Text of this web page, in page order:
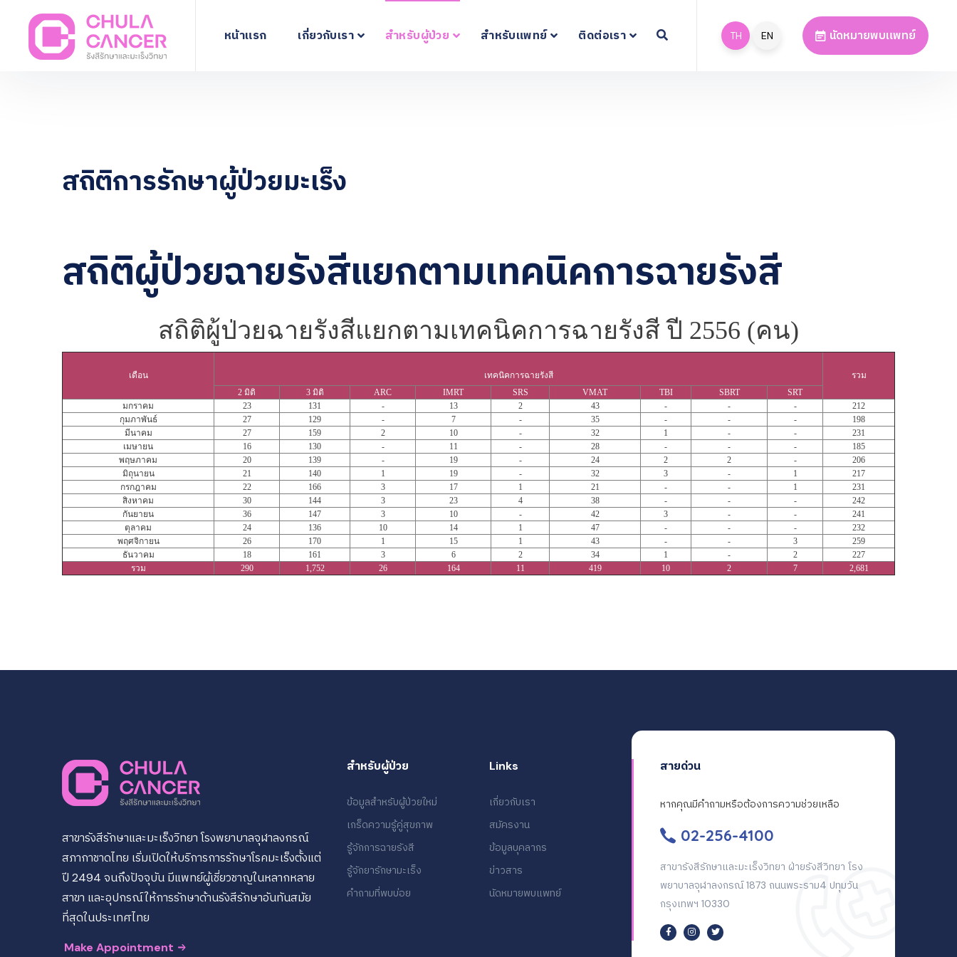
หน้าแรก เกี่ยวกับเรา สำหรับผู้ป่วย สำหรับแพทย์ ติดต่อเรา TH EN นัดหมายพบแพทย์
สถิติการรักษาผู้ป่วยมะเร็ง
สถิติผู้ป่วยฉายรังสีแยกตามเทคนิคการฉายรังสี
สถิติผู้ป่วยฉายรังสีแยกตามเทคนิคการฉายรังสี ปี 2556 (คน)
เดือน เทคนิคการฉายรังสี
รวม
2 มิติ
3 มิติ ARC IMRT SRS VMAT TBI SBRT
SRT
มกราคม
23 131 - 13 2 43 - - -
212
กุมภาพันธ์
27 129 - 7 - 35 - - -
198
มีนาคม
27 159 2 10 - 32 1 - -
231
เมษายน
16 130 - 11 - 28 - - -
185
พฤษภาคม
20 139 - 19 - 24 2 2 -
206
มิถุนายน
21 140 1 19 - 32 3 - 1
217
กรกฎาคม
22 166 3 17 1 21 - - 1
231
สิงหาคม
30 144 3 23 4 38 - - -
242
กันยายน
36 147 3 10 - 42 3 - -
241
ตุลาคม
24 136 10 14 1 47 - - -
232
พฤศจิกายน
26 170 1 15 1 43 - - 3
259
ธันวาคม
18 161 3 6 2 34 1 - 2
227
รวม
290 1,752 26 164 11 419 10 2 7 2,681
สาขารังสีรักษาและมะเร็งวิทยา โรงพยาบาลจุฬาลงกรณ์
สภากาชาดไทย เริ่มเปิดให้บริการการรักษาโรคมะเร็งตั้งแต่
ปี 2494 จนถึงปัจจุบัน มีแพทย์ผู้เชี่ยวชาญในหลากหลาย
สาขา และอุปกรณ์ให้การรักษาด้านรังสีรักษาอันทันสมัย
ที่สุดในประเทศไทย
Make Appointment
สำหรับผู้ป่วย
ข้อมูลสำหรับผู้ป่วยใหม่
เกร็ดความรู้คู่สุขภาพ
รู้จักการฉายรังสี
รู้จักยารักษามะเร็ง
คำถามที่พบบ่อย
Links
เกี่ยวกับเรา
สมัครงาน
ข้อมูลบุคลากร
ข่าวสาร
นัดหมายพบแพทย์
สายด่วน
หากคุณมีคำถามหรือต้องการความช่วยเหลือ
02-256-4100
สาขารังสีรักษาและมะเร็งวิทยา ฝ่ายรังสีวิทยา โรง
พยาบาลจุฬาลงกรณ์ 1873 ถนนพระราม4 ปทุมวัน
กรุงเทพฯ 10330